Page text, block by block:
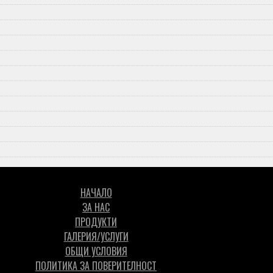
НАЧАЛО
ЗА НАС
ПРОДУКТИ
ГАЛЕРИЯ/УСЛУГИ
ОБЩИ УСЛОВИЯ
ПОЛИТИКА ЗА ПОВЕРИТЕЛНОСТ